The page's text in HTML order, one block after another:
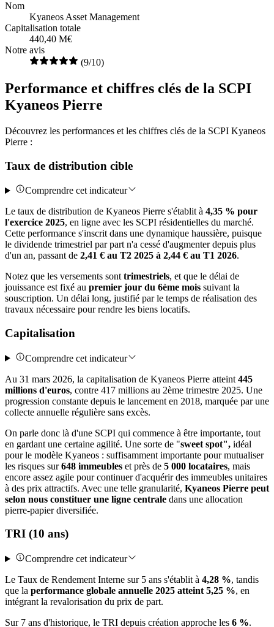
Nom
Kyaneos Asset Management
Capitalisation totale
440,40 M€
Notre avis
(9/10)
Performance et chiffres clés de la SCPI
Kyaneos Pierre
Découvrez les performances et les chiffres clés de la SCPI Kyaneos
Pierre :
Taux de distribution cible
Comprendre cet indicateur
Le taux de distribution de Kyaneos Pierre s'établit à 4,35 % pour
l'exercice 2025, en ligne avec les SCPI résidentielles du marché.
Cette performance s'inscrit dans une dynamique haussière, puisque
le dividende trimestriel par part n'a cessé d'augmenter depuis plus
d'un an, passant de 2,41 € au T2 2025 à 2,44 € au T1 2026.
Notez que les versements sont trimestriels, et que le délai de
jouissance est fixé au premier jour du 6ème mois suivant la
souscription. Un délai long, justifié par le temps de réalisation des
travaux nécessaire pour rendre les biens locatifs.
Capitalisation
Comprendre cet indicateur
Au 31 mars 2026, la capitalisation de Kyaneos Pierre atteint 445
millions d'euros, contre 417 millions au 2ème trimestre 2025. Une
progression constante depuis le lancement en 2018, marquée par une
collecte annuelle régulière sans excès.
On parle donc là d'une SCPI qui commence à être importante, tout
en gardant une certaine agilité. Une sorte de "sweet spot", idéal
pour le modèle Kyaneos : suffisamment importante pour mutualiser
les risques sur648 immeubles et près de 5 000 locataires, mais
encore assez agile pour continuer d'acquérir des immeubles unitaires
à des prix attractifs. Avec une telle granularité, Kyaneos Pierre peut
selon nous constituer une ligne centrale dans une allocation
pierre-papier diversifiée.
TRI (10 ans)
Comprendre cet indicateur
Le Taux de Rendement Interne sur 5 ans s'établit à 4,28 %, tandis
que la performance globale annuelle 2025 atteint 5,25 %, en
intégrant la revalorisation du prix de part.
Sur 7 ans d'historique, le TRI depuis création approche les 6 %.